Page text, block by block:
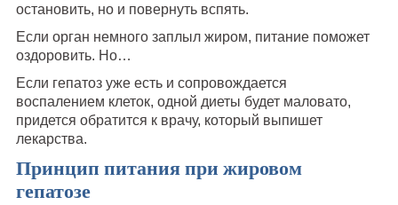
остановить, но и повернуть вспять.
Если орган немного заплыл жиром, питание поможет
оздоровить. Но…
Если гепатоз уже есть и сопровождается
воспалением клеток, одной диеты будет маловато,
придется обратится к врачу, который выпишет
лекарства.
Принцип питания при жировом
гепатозе